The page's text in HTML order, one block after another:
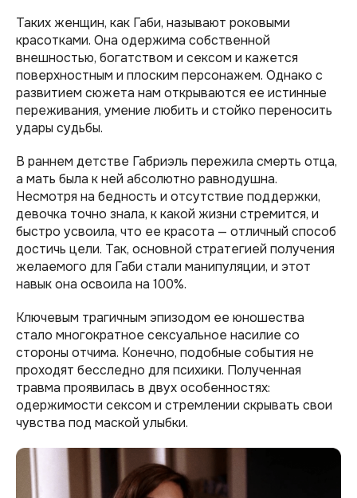
Таких женщин, как Габи, называют роковыми
красотками. Она одержима собственной
внешностью, богатством и сексом и кажется
поверхностным и плоским персонажем. Однако с
развитием сюжета нам открываются ее истинные
переживания, умение любить и стойко переносить
удары судьбы.
В раннем детстве Габриэль пережила смерть отца,
а мать была к ней абсолютно равнодушна.
Несмотря на бедность и отсутствие поддержки,
девочка точно знала, к какой жизни стремится, и
быстро усвоила, что ее красота — отличный способ
достичь цели. Так, основной стратегией получения
желаемого для Габи стали манипуляции, и этот
навык она освоила на 100%.
Ключевым трагичным эпизодом ее юношества
стало многократное сексуальное насилие со
стороны отчима. Конечно, подобные события не
проходят бесследно для психики. Полученная
травма проявилась в двух особенностях:
одержимости сексом и стремлении скрывать свои
чувства под маской улыбки.